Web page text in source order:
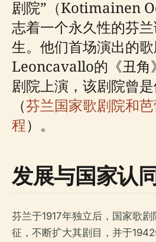
剧院”（Kotimainen
志着一个永久性的芬
生。他们首场演出的
Leoncavallo的《丑角
剧院上演，该剧院曾
（芬兰国家歌剧院和
程）。
发展与国家认
芬兰于1917年独立后，国家歌
征，不断扩大其剧目，并于